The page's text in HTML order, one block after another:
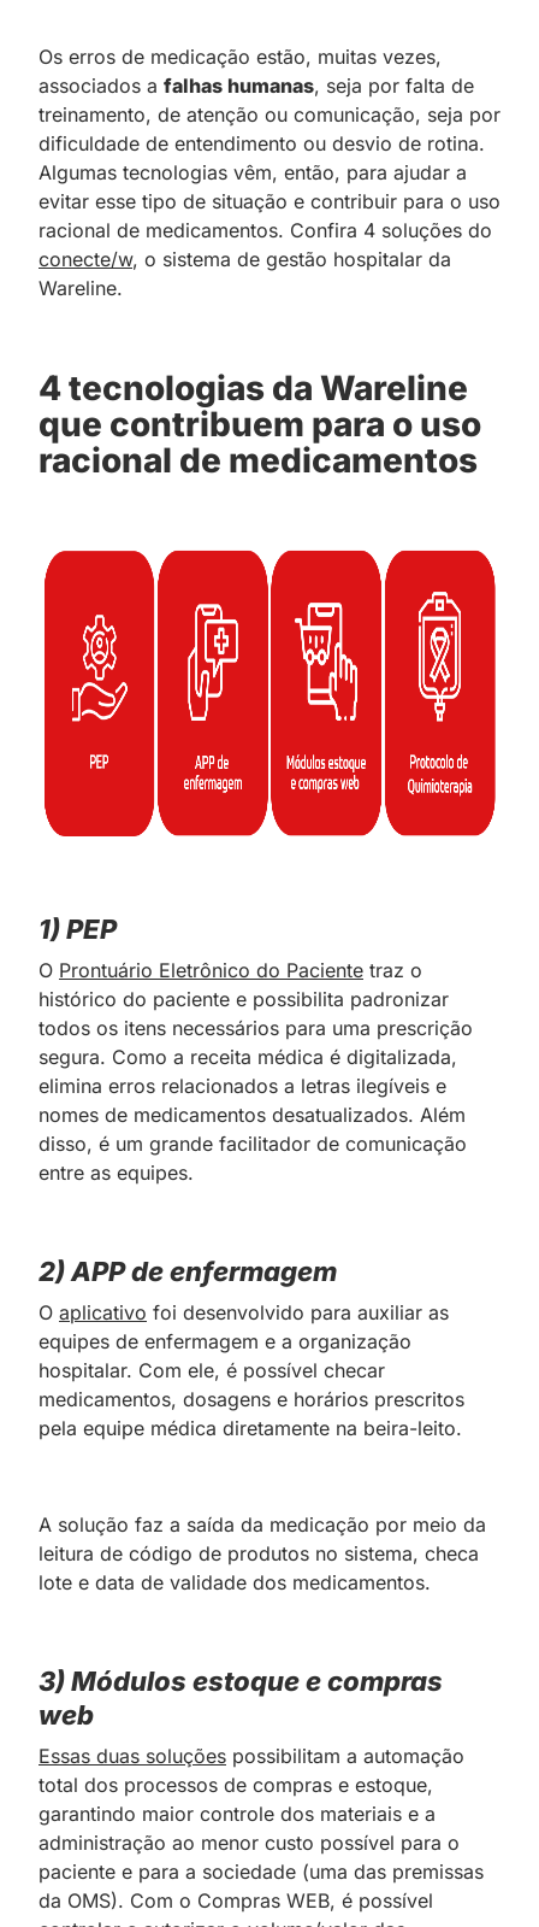
Os erros de medicação estão, muitas vezes,
associados a falhas humanas, seja por falta de
treinamento, de atenção ou comunicação, seja por
dificuldade de entendimento ou desvio de rotina.
Algumas tecnologias vêm, então, para ajudar a
evitar esse tipo de situação e contribuir para o uso
racional de medicamentos. Confira 4 soluções do
conecte/w, o sistema de gestão hospitalar da
Wareline.
4 tecnologias da Wareline
que contribuem para o uso
racional de medicamentos
1) PEP
O Prontuário Eletrônico do Paciente traz o
histórico do paciente e possibilita padronizar
todos os itens necessários para uma prescrição
segura. Como a receita médica é digitalizada,
elimina erros relacionados a letras ilegíveis e
nomes de medicamentos desatualizados. Além
disso, é um grande facilitador de comunicação
entre as equipes.
2) APP de enfermagem
O aplicativo foi desenvolvido para auxiliar as
equipes de enfermagem e a organização
hospitalar. Com ele, é possível checar
medicamentos, dosagens e horários prescritos
pela equipe médica diretamente na beira-leito.
A solução faz a saída da medicação por meio da
leitura de código de produtos no sistema, checa
lote e data de validade dos medicamentos.
3) Módulos estoque e compras
web
Essas duas soluções possibilitam a automação
total dos processos de compras e estoque,
garantindo maior controle dos materiais e a
administração ao menor custo possível para o
paciente e para a sociedade (uma das premissas
da OMS). Com o Compras WEB, é possível